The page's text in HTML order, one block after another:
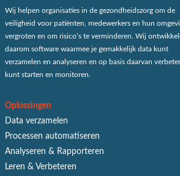
Wij helpen organisaties in de gezondheidszorg om de
veiligheid voor patiënten, medewerkers en hun
vergroten en om risico’s te verminderen. Wij
daarom software waarmee je gemakkelijk data kunt
verzamelen en analyseren en op basis daarvan
kunt starten en monitoren.
Oplossingen
Data verzamelen
Processen automatiseren
Analyseren & Rapporteren
Leren & Verbeteren